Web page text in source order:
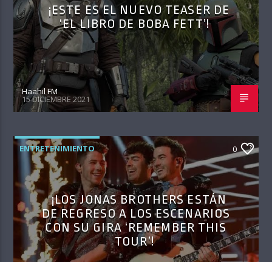
¡ESTE ES EL NUEVO TEASER DE
‘EL LIBRO DE BOBA FETT’!
Haahil FM
15 DICIEMBRE 2021
ENTRETENIMIENTO 0
¡LOS JONAS BROTHERS ESTÁN
DE REGRESO A LOS ESCENARIOS
CON SU GIRA ‘REMEMBER THIS
TOUR’!